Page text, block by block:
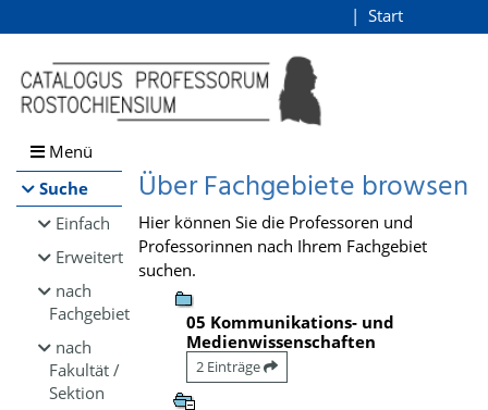
Browsen
direkt zum Inhalt
Start
Menü
Suche
Einfach
Erweitert
nach
Fachgebiet
nach
Fakultät /
Sektion
Über Fachgebiete browsen
Hier können Sie die Professoren und
Professorinnen nach Ihrem Fachgebiet
suchen.
05 Kommunikations- und
Medienwissenschaften
2 Einträge